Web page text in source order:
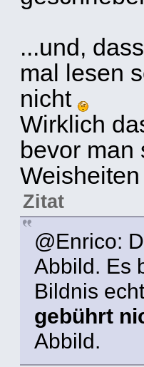
...und,
mal lesen
nicht
Wirklich
bevor
Zitat
@Enrico:
Abbild. Es
Bildnis
gebührt
Abbild.